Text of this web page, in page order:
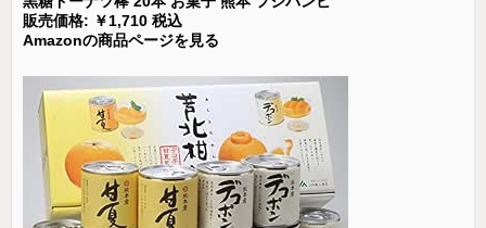
販売価格: ￥1,710 税込
Amazonの商品ページを見る